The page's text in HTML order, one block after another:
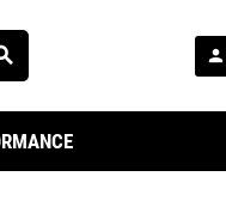
person